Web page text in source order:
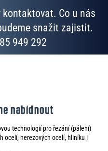
Co u nás
snažit zajistit.
949 292
nabídnout
technologií pro řezání (pálení)
ocelí, nerezových ocelí, hliníku i